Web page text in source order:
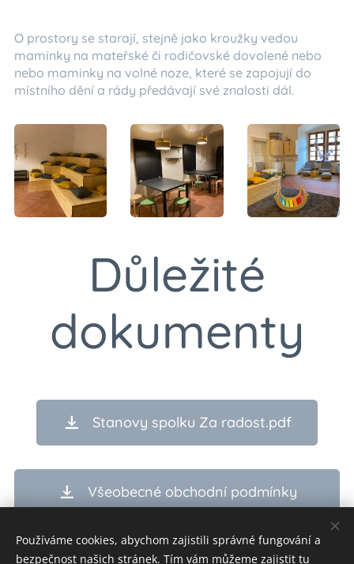
O prostory se starají, stejně jako kroužky vedou
maminky na mateřské či rodičovské dovolené nebo
nebo maminky na volné noze, které se zapojují do
místního dění a rády předávají své znalosti dál.
Důležité
dokumenty
Stanovy spolku Za radost.pdf
Všeobecné obchodní podmínky
Používáme cookies, abychom zajistili správné fungování a
bezpečnost našich stránek. Tím vám můžeme zajistit tu